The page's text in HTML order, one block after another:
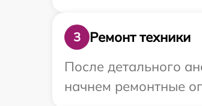
3
Ремонт техники
После детального
начнем ремонтные